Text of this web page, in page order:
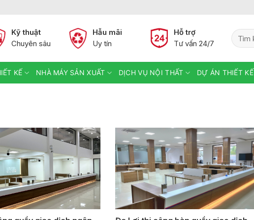
Kỹ thuật
Chuyên sâu
Hẫu mãi
Uy tín
Hỗ trợ
Tư vấn 24/7
Tìm
kiếm:
KẾ NHÀ MÁY SẢN XUẤT DỊCH VỤ NỘI THẤT DỰ ÁN THIẾT KẾ